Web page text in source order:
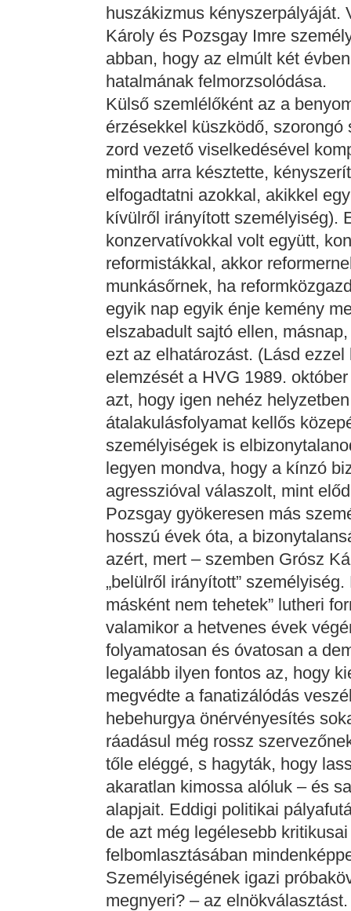
huszákizmus kényszerpályáját.
Károly és Pozsgay Imre
abban, hogy az elmúlt két
hatalmának felmorzsolódása.
Külső szemlélőként az a
érzésekkel küszködő,
zord vezető viselkedésével
mintha arra késztette,
elfogadtatni azokkal, akikkel
kívülről irányított személyiség).
konzervatívokkal volt együtt,
reformistákkal, akkor
munkásőrnek, ha
egyik nap egyik énje kemény
elszabadult sajtó ellen,
ezt az elhatározást. (Lásd
elemzését a HVG 1989.
azt, hogy igen nehéz
átalakulásfolyamat kellős
személyiségek is
legyen mondva, hogy a kínzó
agresszióval válaszolt, mint
Pozsgay gyökeresen más
hosszú évek óta, a
azért, mert – szemben Grósz
„belülről irányított”
másként nem tehetek” lutheri
valamikor a hetvenes évek
folyamatosan és óvatosan a
legalább ilyen fontos az, hogy
megvédte a fanatizálódás
hebehurgya önérvényesítés
ráadásul még rossz
tőle eléggé, s hagyták, hogy
akaratlan kimossa alóluk – és
alapjait. Eddigi politikai
de azt még legélesebb
felbomlasztásában
Személyiségének igazi
megnyeri? – az elnökválasztást.